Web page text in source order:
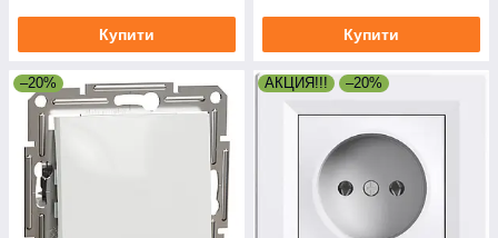
Купити Купити
–20% АКЦИЯ!!! –20%